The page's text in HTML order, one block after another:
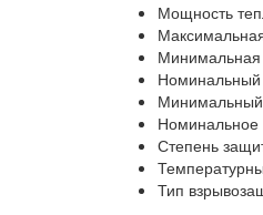
Мощность
Минимальный
Степень
Тип